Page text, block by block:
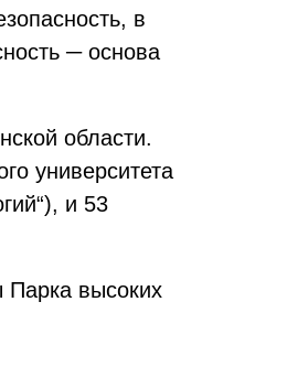
в
─ основа
области.
университета
и 53
Парка высоких